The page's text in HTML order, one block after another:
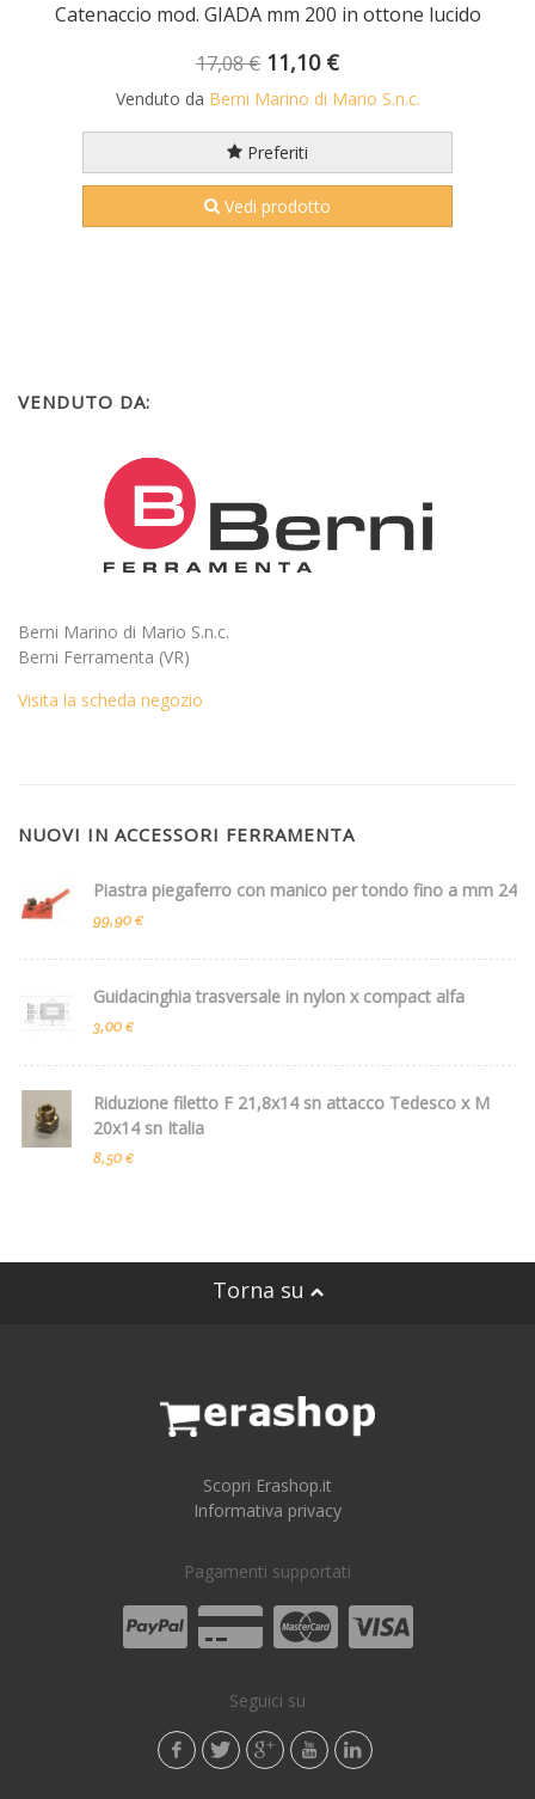
Catenaccio mod. GIADA mm 200 in ottone lucido
17,08 € 11,10 €
Venduto da Berni Marino di Mario S.n.c.
Preferiti
Vedi prodotto
VENDUTO DA:
Berni Marino di Mario S.n.c.
Berni Ferramenta (VR)
Visita la scheda negozio
NUOVI IN ACCESSORI FERRAMENTA
Piastra piegaferro con manico per tondo fino a mm 24
99,90 €
Guidacinghia trasversale in nylon x compact alfa
3,00 €
Riduzione filetto F 21,8x14 sn attacco Tedesco x M
20x14 sn Italia
8,50 €
Torna su
Scopri Erashop.it
Informativa privacy
Pagamenti supportati
Seguici su